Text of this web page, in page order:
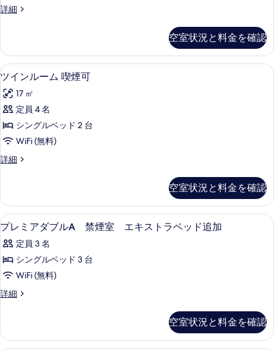
す
可
べ
て
の
写
真
を
示
る
煙
細
禁
の
す
べ
て
の
写
真
を
す
る
詳細
ツ
ー
ム
禁
の
詳
空室状況と料金を確認
ツ
イ
ン
ル
ー
喫
可
の
す
べ
て
の
写
表
高級寝具、羽毛の掛け布団、セーフ
5
ツインルーム 喫煙可
17 ㎡
定員 4 名
シングルベッド 2 台
WiFi (無料)
詳細
ツ
ー
ム
喫
可
の
細
空室状況と料金を確認
プ
レ
ミ
ア
ブ
A
禁
高級寝具、羽毛の掛け布団、セーフ
1
プレミアダブルA 禁煙室 エキストラベッド追加
定員 3 名
シングルベッド 3 台
WiFi (無料)
詳細
プ
ダ
ブ
空室状況と料金を確認